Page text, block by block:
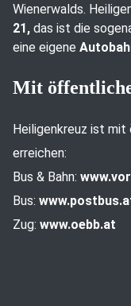
Wienerwalds.
21, das ist die
eine eigene
Mit
Heiligenkreuz ist
erreichen:
Bus & Bahn:
Bus:
Zug: www.oebb.at